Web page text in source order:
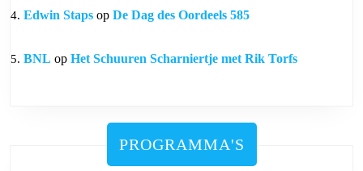
Edwin Staps op De Dag des Oordeels 585
BNL op Het Schuuren Scharniertje met Rik Torfs
PROGRAMMA'S